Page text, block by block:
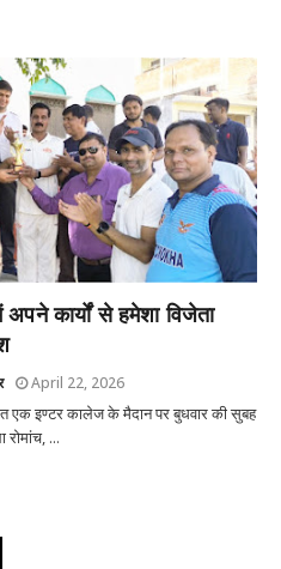
कार्यों से हमेशा विजेता
April 22, 2026
एक इण्टर कालेज के मैदान पर बुधवार की सुबह
...